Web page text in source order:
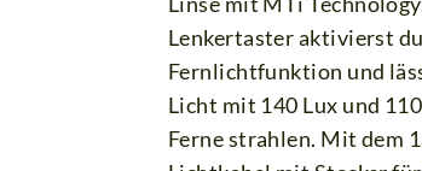
Lenkertaster aktivierst
Fernlichtfunktion und
Licht mit 140 Lux und
Ferne strahlen. Mit dem